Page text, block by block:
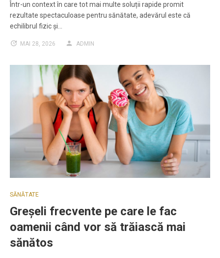
Într-un context în care tot mai multe soluții rapide promit
rezultate spectaculoase pentru sănătate, adevărul este că
echilibrul fizic și…
MAI 28, 2026 ADMIN
SĂNĂTATE
Greșeli frecvente pe care le fac
oamenii când vor să trăiască mai
sănătos